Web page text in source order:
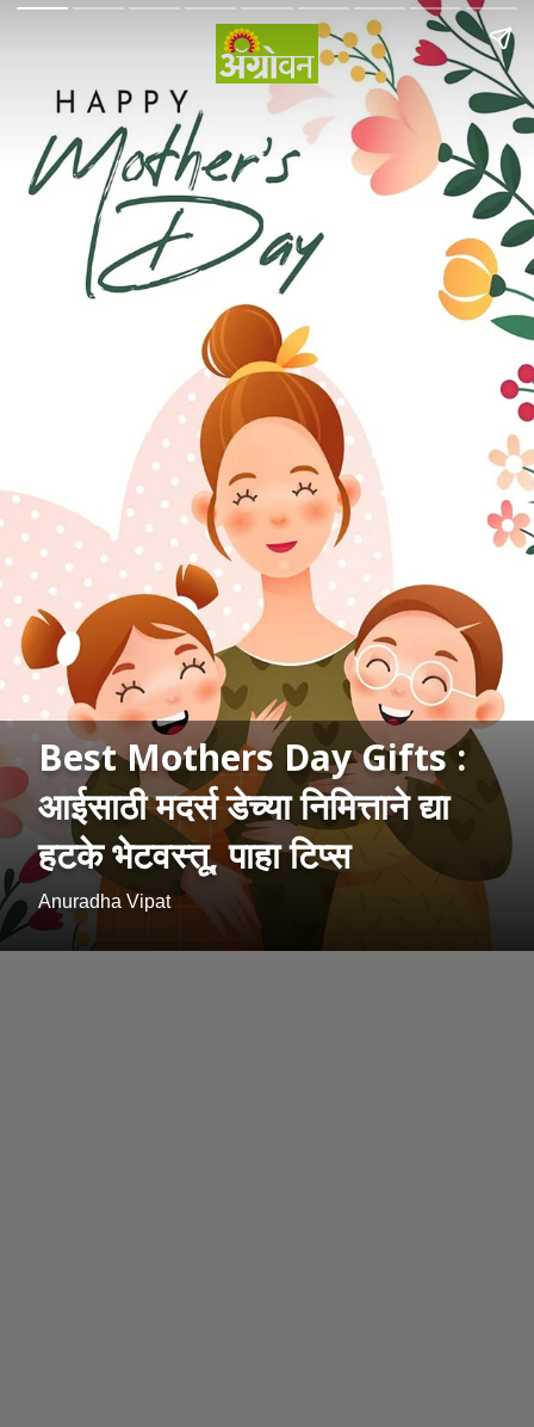
Best Mothers Day Gifts :
आईसाठी मदर्स डेच्या निमित्ताने द्या
हटके भेटवस्तू, पाहा टिप्स
Anuradha Vipat